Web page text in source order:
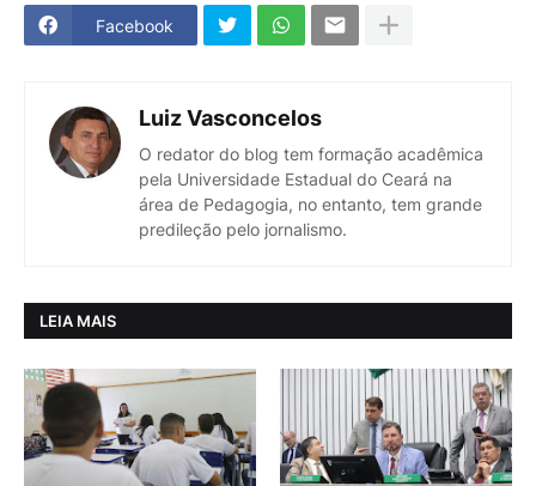
Facebook
Luiz Vasconcelos
O redator do blog tem formação acadêmica
pela Universidade Estadual do Ceará na
área de Pedagogia, no entanto, tem grande
predileção pelo jornalismo.
LEIA MAIS